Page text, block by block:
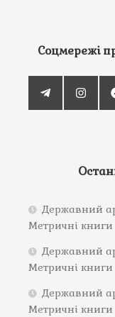
Соцмережі
Державний
Метричні книги
Державний
Метричні книги
Державний
Метричні книги